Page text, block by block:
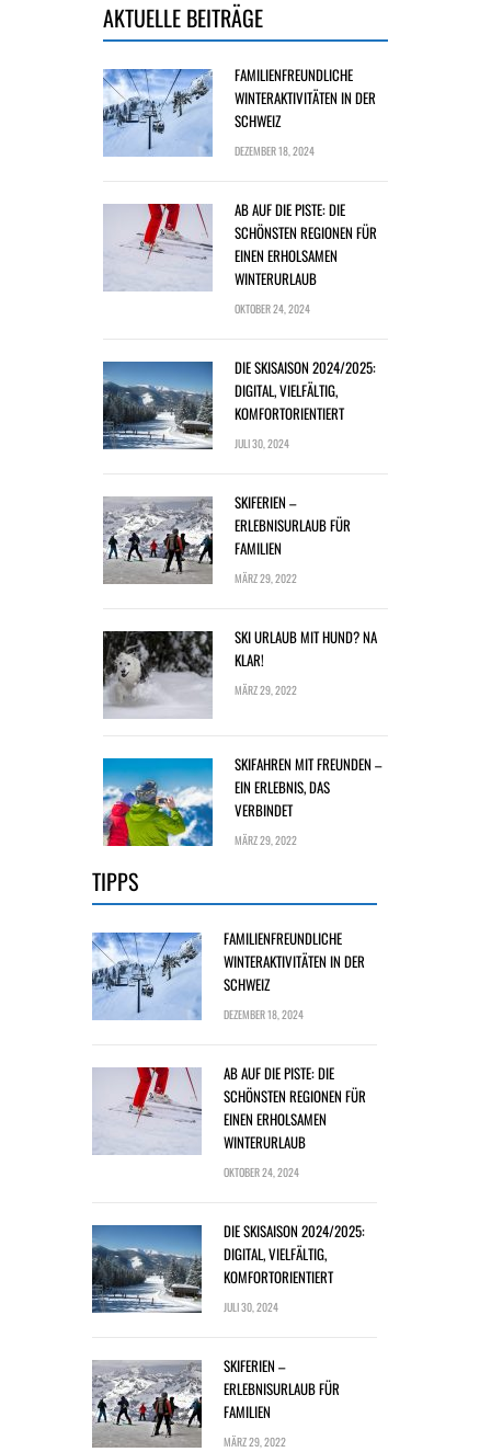
AKTUELLE BEITRÄGE
FAMILIENFREUNDLICHE
WINTERAKTIVITÄTEN IN DER
SCHWEIZ
DEZEMBER 18, 2024
AB AUF DIE PISTE: DIE
SCHÖNSTEN REGIONEN FÜR
EINEN ERHOLSAMEN
WINTERURLAUB
OKTOBER 24, 2024
DIE SKISAISON 2024/2025:
DIGITAL, VIELFÄLTIG,
KOMFORTORIENTIERT
JULI 30, 2024
SKIFERIEN –
ERLEBNISURLAUB FÜR
FAMILIEN
MÄRZ 29, 2022
SKI URLAUB MIT HUND? NA
KLAR!
MÄRZ 29, 2022
SKIFAHREN MIT FREUNDEN –
EIN ERLEBNIS, DAS
VERBINDET
MÄRZ 29, 2022
TIPPS
FAMILIENFREUNDLICHE
WINTERAKTIVITÄTEN IN DER
SCHWEIZ
DEZEMBER 18, 2024
AB AUF DIE PISTE: DIE
SCHÖNSTEN REGIONEN FÜR
EINEN ERHOLSAMEN
WINTERURLAUB
OKTOBER 24, 2024
DIE SKISAISON 2024/2025:
DIGITAL, VIELFÄLTIG,
KOMFORTORIENTIERT
JULI 30, 2024
SKIFERIEN –
ERLEBNISURLAUB FÜR
FAMILIEN
MÄRZ 29, 2022